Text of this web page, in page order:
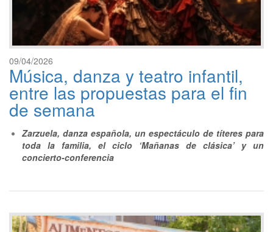
09/04/2026
Música, danza y teatro infantil,
entre las propuestas para el fin
de semana
Zarzuela, danza española, un espectáculo de títeres para
toda la familia, el ciclo ‘Mañanas de clásica’ y un
concierto-conferencia